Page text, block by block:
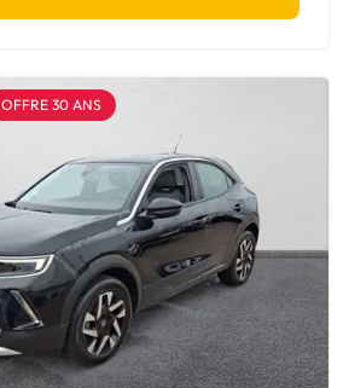
OFFRE 30 ANS